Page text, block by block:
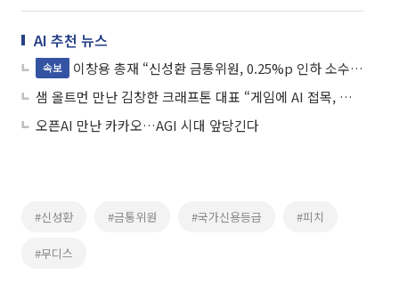
AI 추천 뉴스
속보
이창용 총재 “신성환 금통위원, 0.25%p 인하 소수의견 내”
샘 올트먼 만난 김창한 크래프톤 대표 “게임에 AI 접목, 함께 모색 중”
오픈AI 만난 카카오…AGI 시대 앞당긴다
#신성환 #금통위원 #국가신용등급 #피치
#무디스